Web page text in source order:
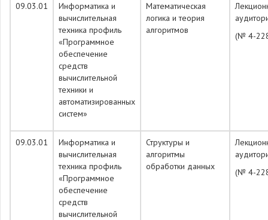
09.03.01
Информатика и
вычислительная
техника профиль
«Программное
обеспечение
средств
вычислительной
техники и
автоматизированных
систем»
Математическая
логика и теория
алгоритмов
(№ 4-
09.03.01
Информатика и
вычислительная
техника профиль
«Программное
обеспечение
средств
вычислительной
Структуры и
алгоритмы
обработки данных
(№ 4-